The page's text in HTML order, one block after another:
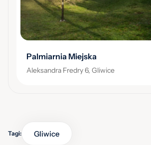
Palmiarnia Miejska
Aleksandra Fredry 6, Gliwice
Tagi: Gliwice